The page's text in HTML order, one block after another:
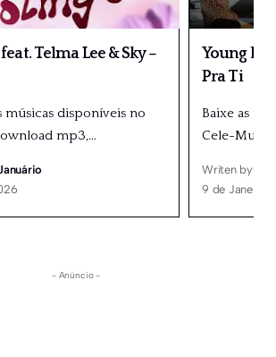
Telma Lee & Sky –
músicas disponíveis no
mp3,…
Young
Pra Ti
Baixe as
Cele-
Writen by
9 de Janeiro,
- Anúncio -